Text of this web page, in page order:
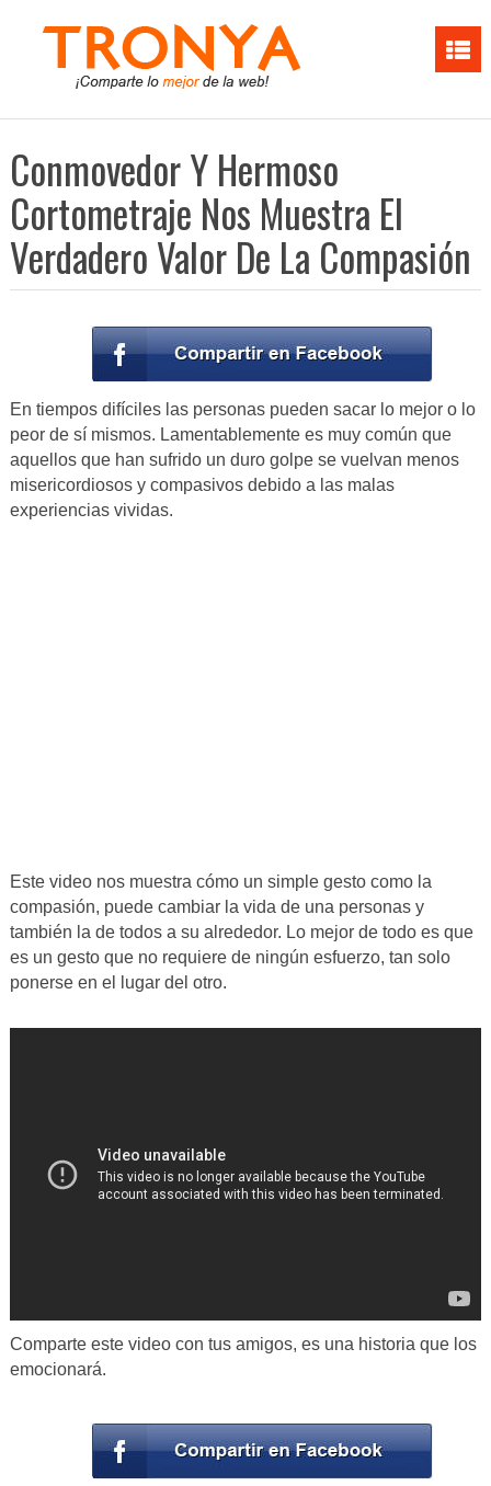
Conmovedor Y Hermoso
Cortometraje Nos Muestra El
Verdadero Valor De La Compasión
En tiempos difíciles las personas pueden sacar lo mejor o lo
peor de sí mismos. Lamentablemente es muy común que
aquellos que han sufrido un duro golpe se vuelvan menos
misericordiosos y compasivos debido a las malas
experiencias vividas.
Este video nos muestra cómo un simple gesto como la
compasión, puede cambiar la vida de una personas y
también la de todos a su alrededor. Lo mejor de todo es que
es un gesto que no requiere de ningún esfuerzo, tan solo
ponerse en el lugar del otro.
Comparte este video con tus amigos, es una historia que los
emocionará.